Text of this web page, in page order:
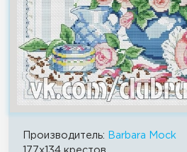
Производитель:
Barbara Mock